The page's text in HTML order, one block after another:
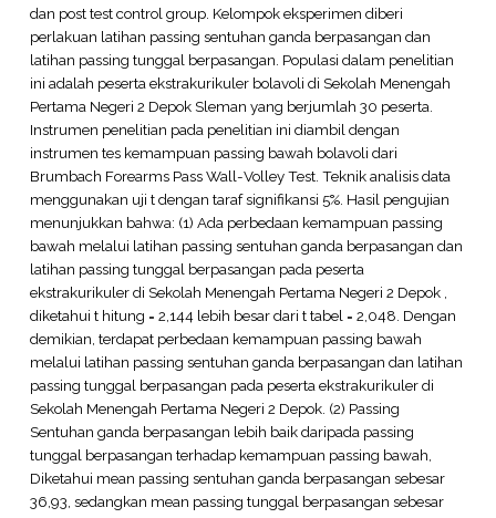
dan post test control group. Kelompok eksperimen diberi
perlakuan latihan passing sentuhan ganda berpasangan dan
latihan passing tunggal berpasangan. Populasi dalam penelitian
ini adalah peserta ekstrakurikuler bolavoli di Sekolah Menengah
Pertama Negeri 2 Depok Sleman yang berjumlah 30 peserta.
Instrumen penelitian pada penelitian ini diambil dengan
instrumen tes kemampuan passing bawah bolavoli dari
Brumbach Forearms Pass Wall-Volley Test. Teknik analisis data
menggunakan uji t dengan taraf signifikansi 5%. Hasil pengujian
menunjukkan bahwa: (1) Ada perbedaan kemampuan passing
bawah melalui latihan passing sentuhan ganda berpasangan dan
latihan passing tunggal berpasangan pada peserta
ekstrakurikuler di Sekolah Menengah Pertama Negeri 2 Depok ,
diketahui t hitung = 2,144 lebih besar dari t tabel = 2,048. Dengan
demikian, terdapat perbedaan kemampuan passing bawah
melalui latihan passing sentuhan ganda berpasangan dan latihan
passing tunggal berpasangan pada peserta ekstrakurikuler di
Sekolah Menengah Pertama Negeri 2 Depok. (2) Passing
Sentuhan ganda berpasangan lebih baik daripada passing
tunggal berpasangan terhadap kemampuan passing bawah,
Diketahui mean passing sentuhan ganda berpasangan sebesar
36,93, sedangkan mean passing tunggal berpasangan sebesar